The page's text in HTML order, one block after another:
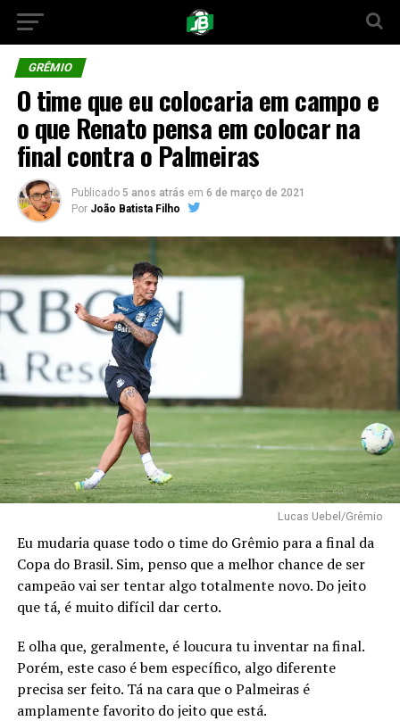
GRÊMIO
O time que eu colocaria em campo e
o que Renato pensa em colocar na
final contra o Palmeiras
Publicado 5 anos atrás em 6 de março de 2021
Por João Batista Filho
Lucas Uebel/Grêmio
Eu mudaria quase todo o time do Grêmio para a final da
Copa do Brasil. Sim, penso que a melhor chance de ser
campeão vai ser tentar algo totalmente novo. Do jeito
que tá, é muito difícil dar certo.
E olha que, geralmente, é loucura tu inventar na final.
Porém, este caso é bem específico, algo diferente
precisa ser feito. Tá na cara que o Palmeiras é
amplamente favorito do jeito que está.